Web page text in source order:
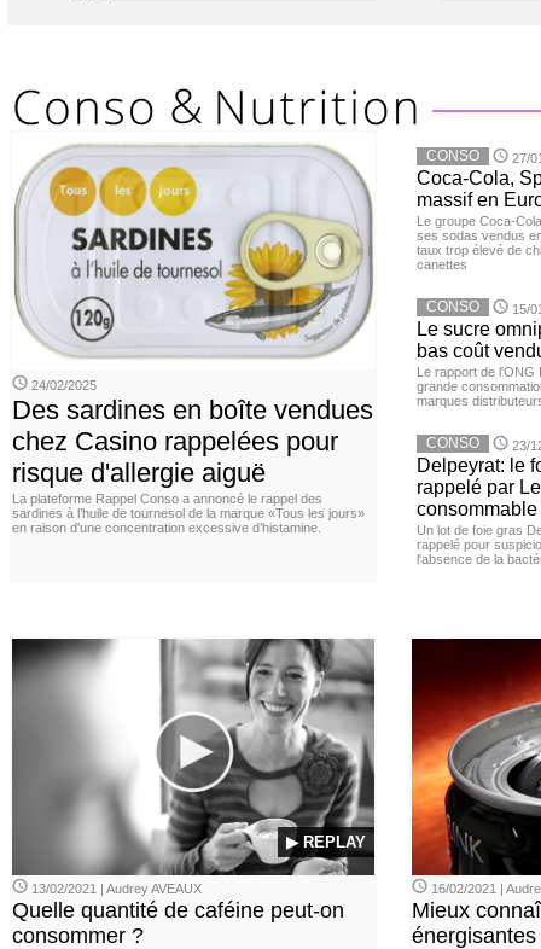
24/02/2025
Des sardines en boîte vendues
chez Casino rappelées pour
risque d'allergie aiguë
La plateforme Rappel Conso a annoncé le rappel des
sardines à l’huile de tournesol de la marque «Tous les jours»
en raison d'une concentration excessive d’histamine.
CONSO 27/
Coca-Cola,
massif en
Le groupe Coca-
ses sodas vendus
taux trop élevé de
canettes
CONSO 15/
Le sucre
bas coût
Le rapport de l'ONG
grande
marques
CONSO 23/
Delpeyrat: le
rappelé par
consommable
Un lot de foie gras
rappelé pour
l'absence de la
▶ REPLAY
13/02/2021 | Audrey AVEAUX
Quelle quantité de caféine peut-on
consommer ?
16/02/2021 |
Mieux
énergisantes